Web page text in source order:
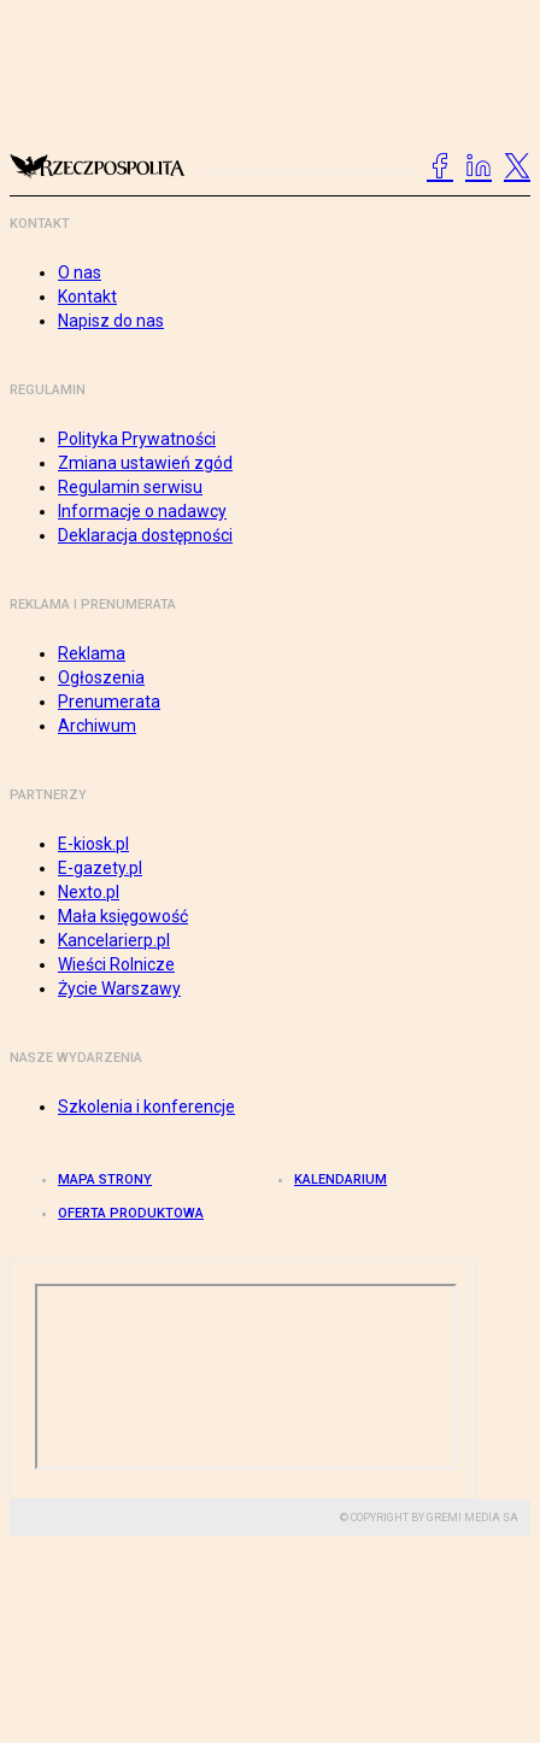
KONTAKT
O nas
Kontakt
Napisz do nas
REGULAMIN
Polityka Prywatności
Zmiana ustawień zgód
Regulamin serwisu
Informacje o nadawcy
Deklaracja dostępności
REKLAMA I PRENUMERATA
Reklama
Ogłoszenia
Prenumerata
Archiwum
PARTNERZY
E-kiosk.pl
E-gazety.pl
Nexto.pl
Mała księgowość
Kancelarierp.pl
Wieści Rolnicze
Życie Warszawy
NASZE WYDARZENIA
Szkolenia i konferencje
MAPA STRONY KALENDARIUM
OFERTA PRODUKTOWA
© COPYRIGHT BY GREMI MEDIA SA